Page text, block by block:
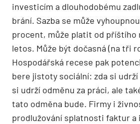
investicím a dlouhodobému
brání. Sazba se může
procent, může platit od příštího
letos. Může být dočasná (na tři
Hospodářská recese pak
bere jistoty sociální: zda si udrží
si udrží odměnu za práci, ale
tato odměna bude. Firmy i
prodlužování splatnosti faktur a